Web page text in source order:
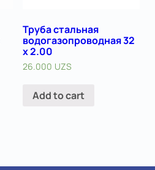
Труба стальная
водогазопроводная 32
х 2.00
26.000 UZS
Add to cart